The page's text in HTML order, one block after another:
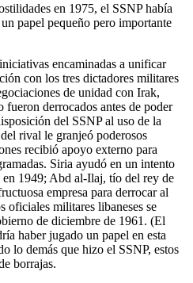
en 1975, el SSNP había
papel pequeño pero importante
encaminadas a unificar
con los tres dictadores militares
de unidad con Irak,
derrocados antes de poder
del SSNP al uso de la
rival le granjeó poderosos
recibió apoyo externo para
Siria ayudó en un intento
1949; Abd al-Ilaj, tío del rey de
empresa para derrocar al
oficiales militares libaneses se
de diciembre de 1961. (El
haber jugado un papel en esta
lo demás que hizo el SSNP, estos
borrajas.